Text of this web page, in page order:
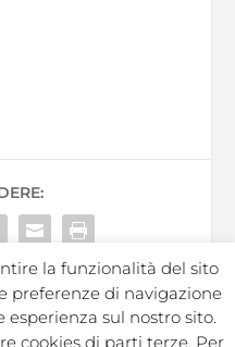
la funzionalità del sito
preferenze di navigazione
sul nostro sito.
cookies di parti terze. Per